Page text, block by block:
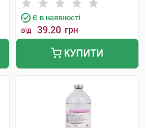
Є в наявності
від 39.20 грн
КУПИТИ